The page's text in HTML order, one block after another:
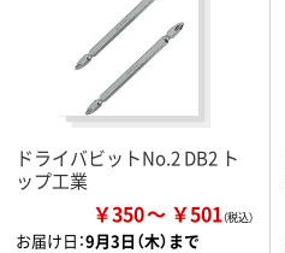
ドライバビットNo.2 DB2 ト
ップ工業
￥350 ￥501
お届け日：9月3日（木）まで